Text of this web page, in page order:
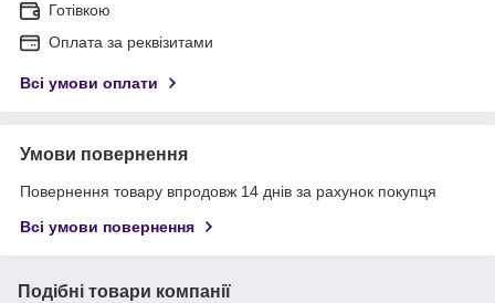
Готівкою
Оплата за реквізитами
Всі умови оплати
Умови повернення
Повернення товару впродовж 14 днів за рахунок покупця
Всі умови повернення
Подібні товари компанії